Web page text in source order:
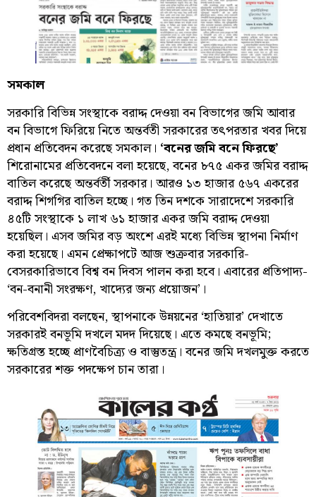
সমকাল
সরকারি বিভিন্ন সংস্থাকে বরাদ্দ দেওয়া বন বিভাগের জমি আবার
বন বিভাগে ফিরিয়ে নিতে অন্তর্বতী সরকারের তৎপরতার খবর দিয়ে
প্রধান প্রতিবেদন করেছে সমকাল। ‘বনের জমি বনে ফিরছে’
শিরোনামের প্রতিবেদনে বলা হয়েছে, বনের ৮৭৫ একর জমির বরাদ্দ
বাতিল করেছে অন্তর্বর্তী সরকার। আরও ১৩ হাজার ৫৬৭ একরের
বরাদ্দ শিগগির বাতিল হচ্ছে। গত তিন দশকে সারাদেশে সরকারি
৪৫টি সংস্থাকে ১ লাখ ৬১ হাজার একর জমি বরাদ্দ দেওয়া
হয়েছিল। এসব জমির বড় অংশে এরই মধ্যে বিভিন্ন স্থাপনা নির্মাণ
করা হয়েছে। এমন প্রেক্ষাপটে আজ শুক্রবার সরকারি-
বেসরকারিভাবে বিশ্ব বন দিবস পালন করা হবে। এবারের প্রতিপাদ্য-
‘বন-বনানী সংরক্ষণ, খাদ্যের জন্য প্রয়োজন’।
পরিবেশবিদরা বলছেন, স্থাপনাকে উন্নয়নের ‘হাতিয়ার’ দেখাতে
সরকারই বনভূমি দখলে মদদ দিয়েছে। এতে কমছে বনভূমি;
ক্ষতিগ্রস্ত হচ্ছে প্রাণবৈচিত্র্য ও বাস্তুতন্ত্র। বনের জমি দখলমুক্ত করতে
সরকারের শক্ত পদক্ষেপ চান তারা।